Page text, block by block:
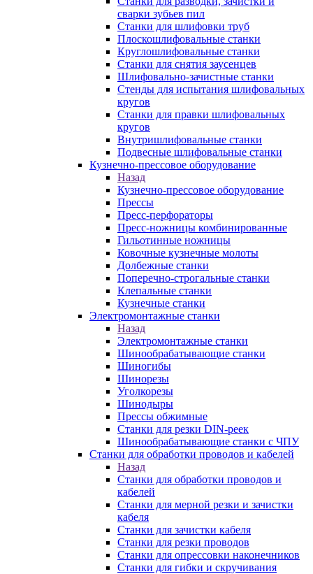
сварки зубьев пил
Станки для шлифовки труб
Плоскошлифовальные станки
Круглошлифовальные станки
Станки для снятия заусенцев
Шлифовально-зачистные станки
Стенды для испытания шлифовальных
кругов
Станки для правки шлифовальных
кругов
Внутришлифовальные станки
Подвесные шлифовальные станки
Кузнечно-прессовое оборудование
Назад
Кузнечно-прессовое оборудование
Прессы
Пресс-перфораторы
Пресс-ножницы комбинированные
Гильотинные ножницы
Ковочные кузнечные молоты
Долбежные станки
Поперечно-строгальные станки
Клепальные станки
Кузнечные станки
Электромонтажные станки
Назад
Электромонтажные станки
Шинообрабатывающие станки
Шиногибы
Шинорезы
Уголкорезы
Шинодыры
Прессы обжимные
Станки для резки DIN-реек
Шинообрабатывающие станки с ЧПУ
Станки для обработки проводов и кабелей
Назад
Станки для обработки проводов и
кабелей
Станки для мерной резки и зачистки
кабеля
Станки для зачистки кабеля
Станки для резки проводов
Станки для опрессовки наконечников
Станки для гибки и скручивания